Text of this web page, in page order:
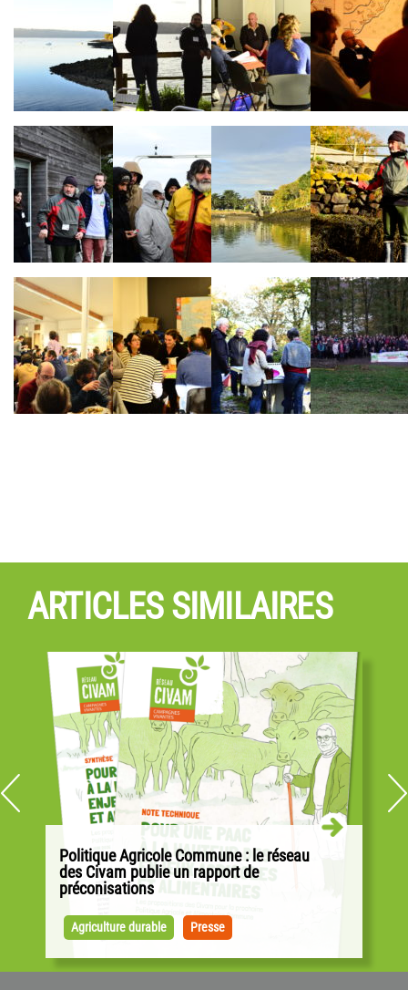
ARTICLES SIMILAIRES
Politique Agricole Commune : le réseau
des Civam publie un rapport de
préconisations
débuté sur la base des propositions de la
Commission européenne, les Civam publient...
Agriculture durable Presse